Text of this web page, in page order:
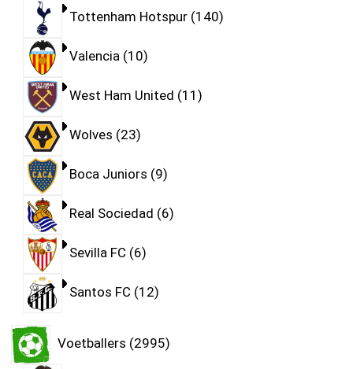
Tottenham Hotspur 140
Valencia 10
West Ham United 11
Wolves 23
Boca Juniors 9
Real Sociedad 6
Sevilla FC 6
Santos FC 12
Voetballers 2995